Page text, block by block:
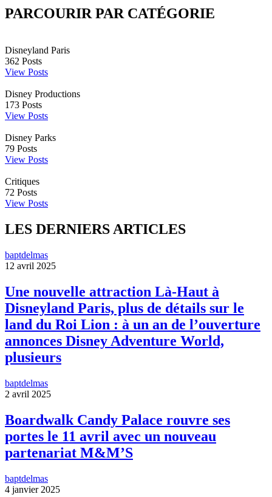
PARCOURIR PAR CATÉGORIE
Disneyland Paris
362 Posts
View Posts
Disney Productions
173 Posts
View Posts
Disney Parks
79 Posts
View Posts
Critiques
72 Posts
View Posts
LES DERNIERS ARTICLES
baptdelmas
12 avril 2025
Une nouvelle attraction Là-Haut à
Disneyland Paris, plus de détails sur le
land du Roi Lion : à un an de l’ouverture
annonces Disney Adventure World,
plusieurs
baptdelmas
2 avril 2025
Boardwalk Candy Palace rouvre ses
portes le 11 avril avec un nouveau
partenariat M&M’S
baptdelmas
4 janvier 2025